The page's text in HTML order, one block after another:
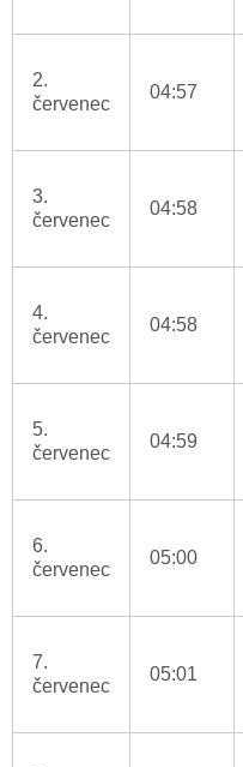
2.
červenec
04:57
3.
červenec
04:58
4.
červenec
04:58
5.
červenec
04:59
6.
červenec
05:00
7.
červenec
05:01